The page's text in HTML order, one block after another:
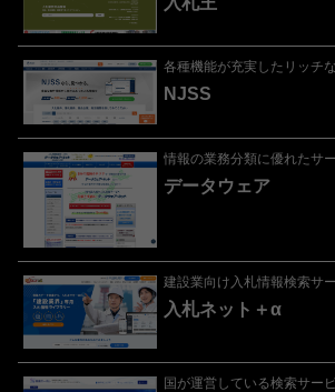
各種機能が充実したリッチ
NJSS
情報の業務分類に優れたサ
データウェア
建設業向け入札情報検索サ
入札ネット＋α
国が運営している検索サー